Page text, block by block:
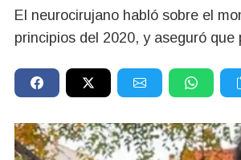
El neurocirujano habló sobre el
principios del 2020, y aseguró